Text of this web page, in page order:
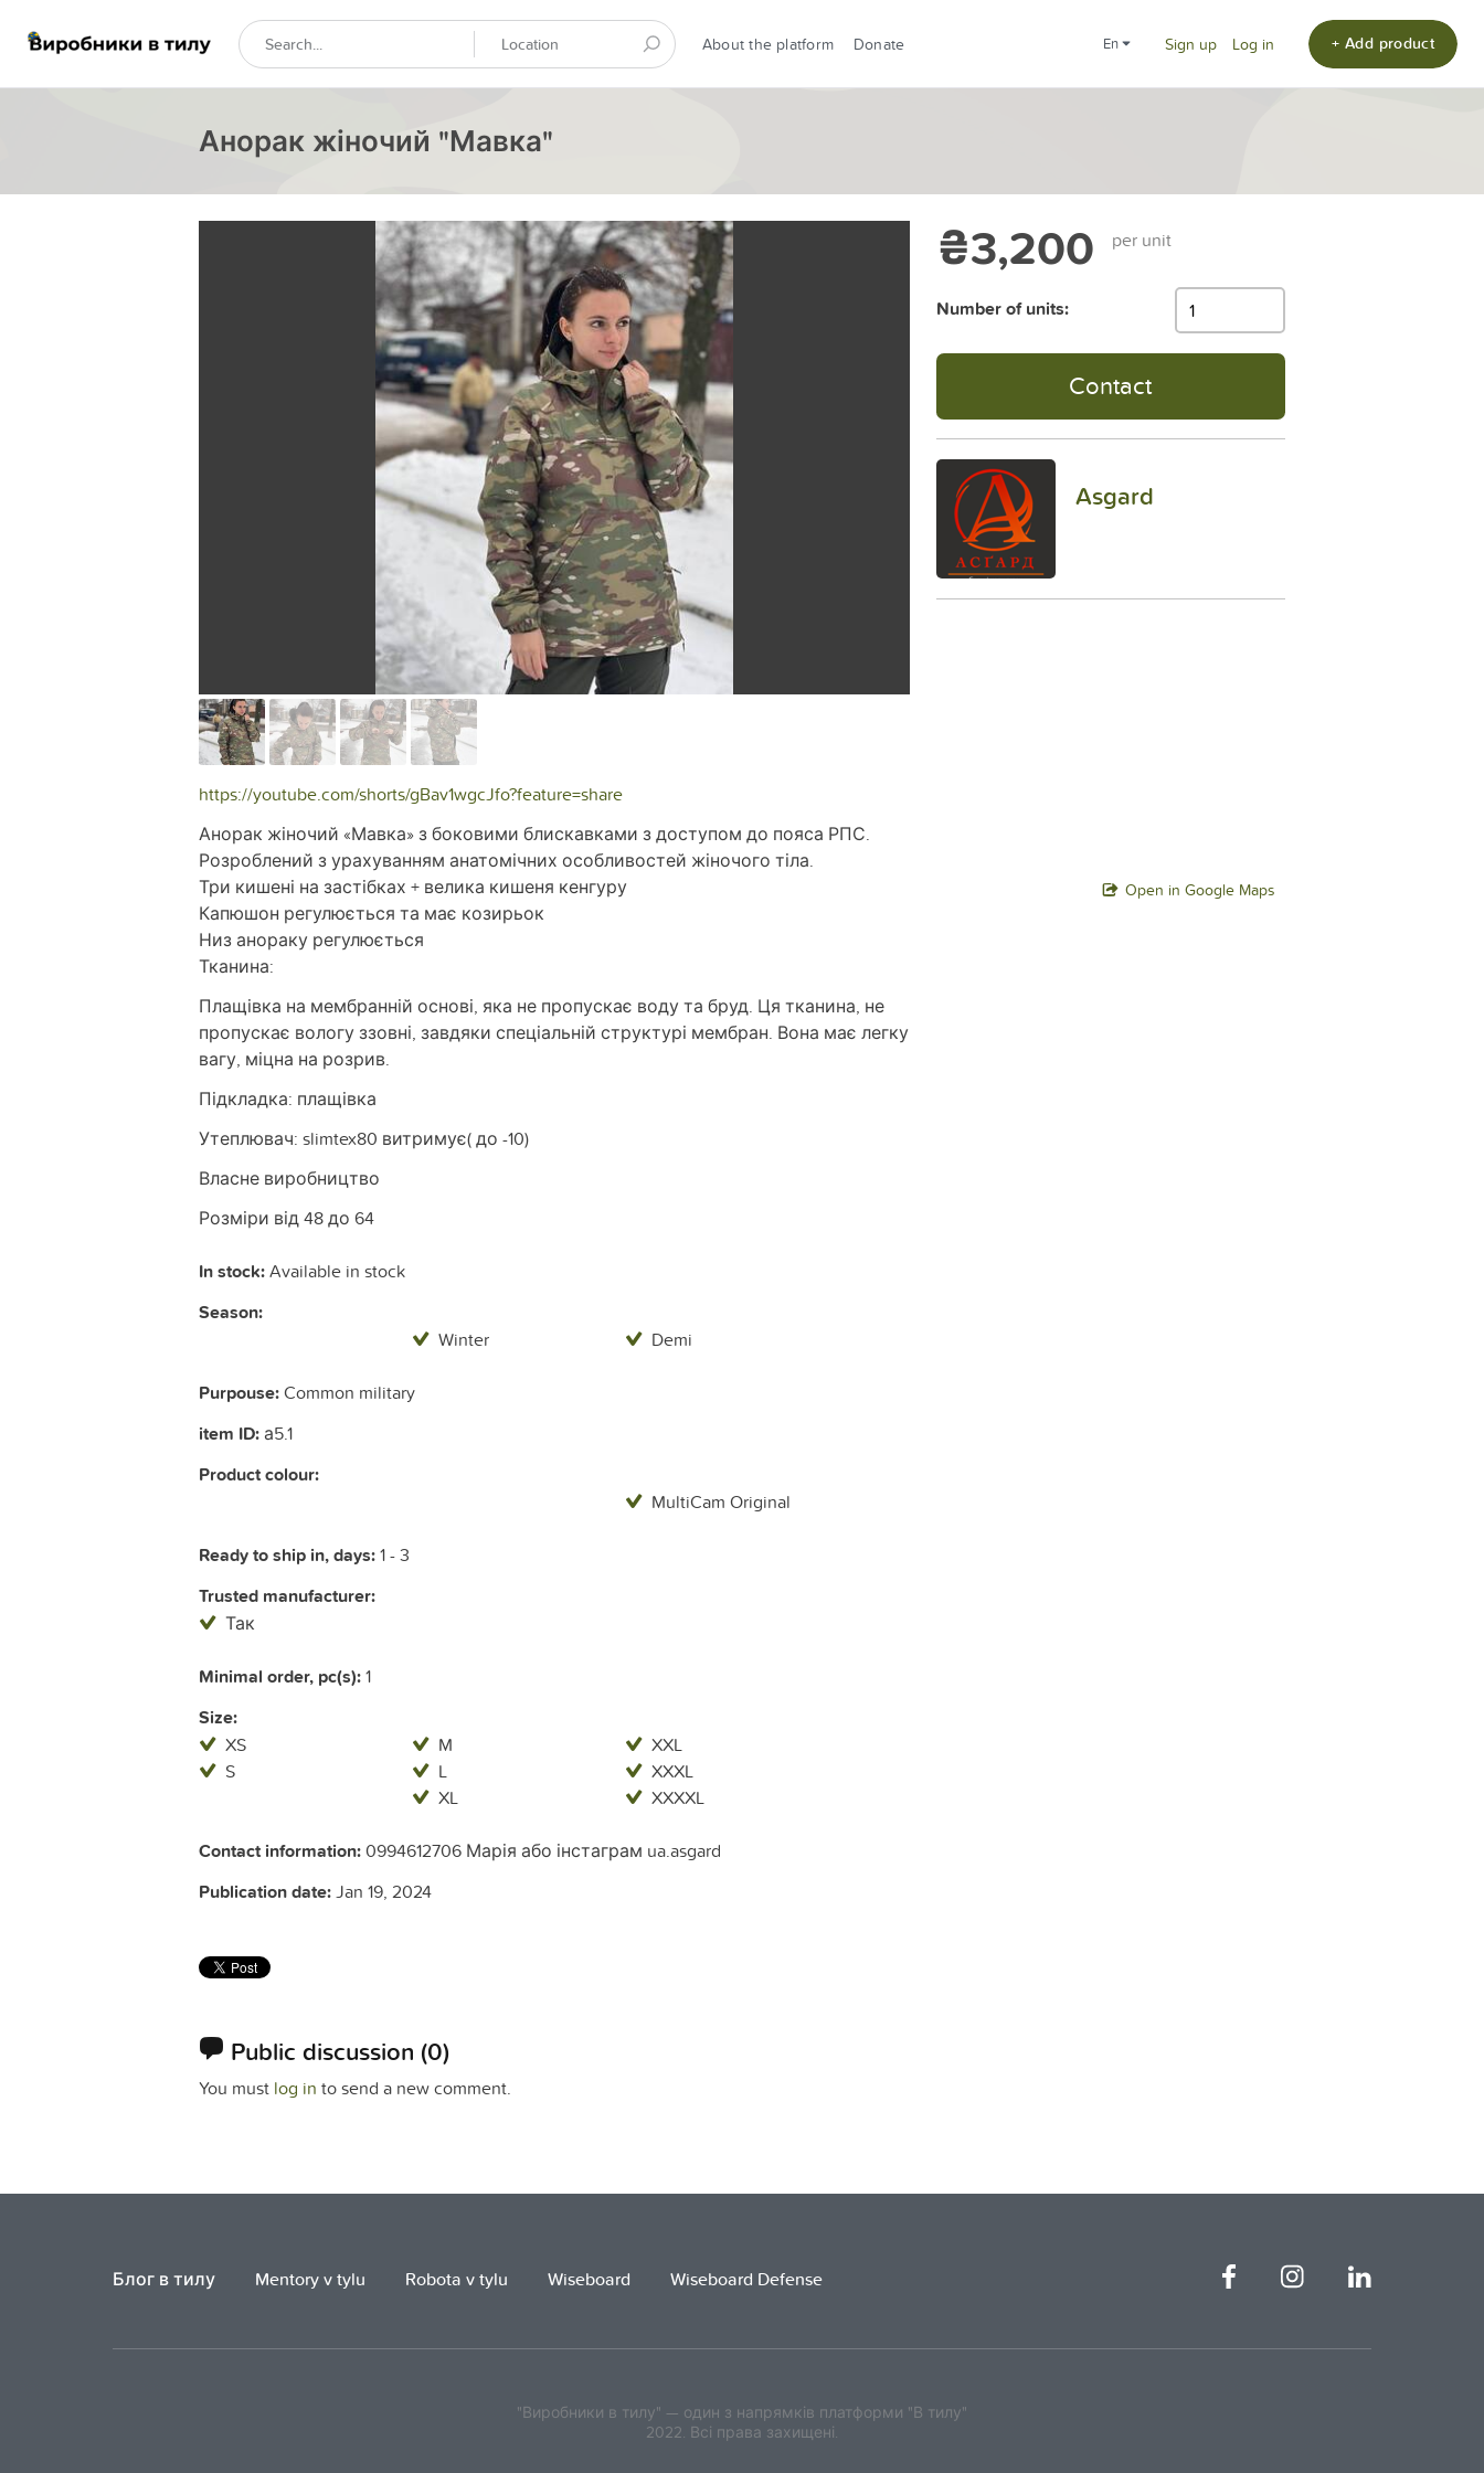
About the platform Donate en Sign up Log in + Add product
Анорак жіночий "Мавка"
https://youtube.com/shorts/gBav1wgcJfo?feature=share
Анорак жіночий «Мавка» з боковими блискавками з доступом до пояса РПС.
Розроблений з урахуванням анатомічних особливостей жіночого тіла.
Три кишені на застібках + велика кишеня кенгуру
Капюшон регулюється та має козирьок
Низ анораку регулюється
Тканина:
Плащівка на мембранній основі, яка не пропускає воду та бруд. Ця тканина, не
пропускає вологу ззовні, завдяки спеціальній структурі мембран. Вона має легку
вагу, міцна на розрив.
Підкладка: плащівка
Утеплювач: slimtex80 витримує( до -10)
Власне виробництво
Розміри від 48 до 64
In stock:Available in stock
Season:
Winter Demi
Purpouse:Common military
item ID:а5.1
Product colour:
MultiCam Original
Ready to ship in, days:1 - 3
Trusted manufacturer:
Так
Minimal order, pc(s):1
Size:
XS
S
M
L
XL
XXL
XXXL
XXXXL
Contact information:0994612706 Марія або інстаграм ua.asgard
Publication date:Jan 19, 2024
Public discussion (0)
You must log in to send a new comment.
₴3,200 per unit
Number of units:
Contact
Asgard
Open in Google Maps
Блог в тилу Mentory v tylu Robota v tylu Wiseboard Wiseboard Defense
"Виробники в тилу" — один з напрямків платформи "В тилу"
2022. Всі права захищені.